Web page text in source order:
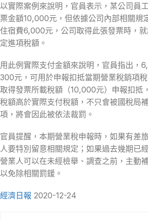
以實際案例來說明，官員表示，某公司員
票金額10,000元，但依據公司內部相關規
住宿費6,000元，公司取得此張發票時，
定進項稅額。
用此例實際支付金額來說明，官員指出，
300元，可用於申報扣抵當期營業稅銷項
取得發票所載稅額（10,000元）申報扣抵
稅額高於實際支付稅額，不只會被國稅局
項，將會因此被依法裁罰。
官員提醒，本期營業稅申報時，如果有差
人要特別留意相關規定；如果過去幾期已
營業人可以在未經檢舉、調查之前，主動
以免除相關罰鍰。
經濟日報 2020-12-24